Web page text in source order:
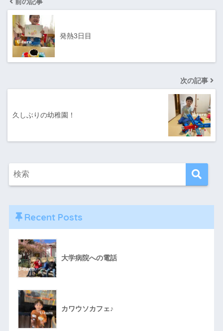
発熱3日目
次の記事
久しぶりの幼稚園！
Recent Posts
大学病院への電話
カワウソカフェ♪